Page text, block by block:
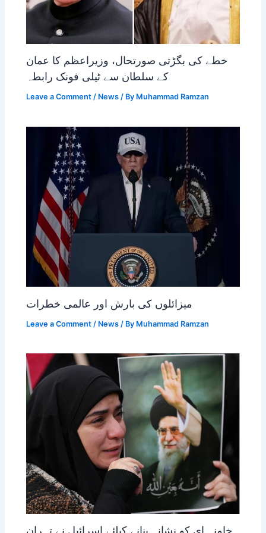
خطے کی بگڑتی صورتحال، وزیراعظم کا عمان
کے سلطان سے ٹیلی فونک رابطہ
Leave a Comment / News / By Muhammad Ramzan
میزائلوں کی بارش اور عالمی خطرات
Leave a Comment / News / By Muhammad Ramzan
خامنہ ای کو نشانہ بنانے کیلئے اسرائیل نے تہران